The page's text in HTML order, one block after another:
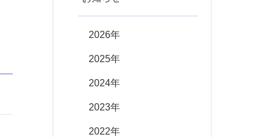
2026年
2025年
2024年
2023年
2022年